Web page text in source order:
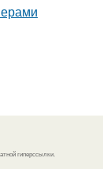
гиперссылки.